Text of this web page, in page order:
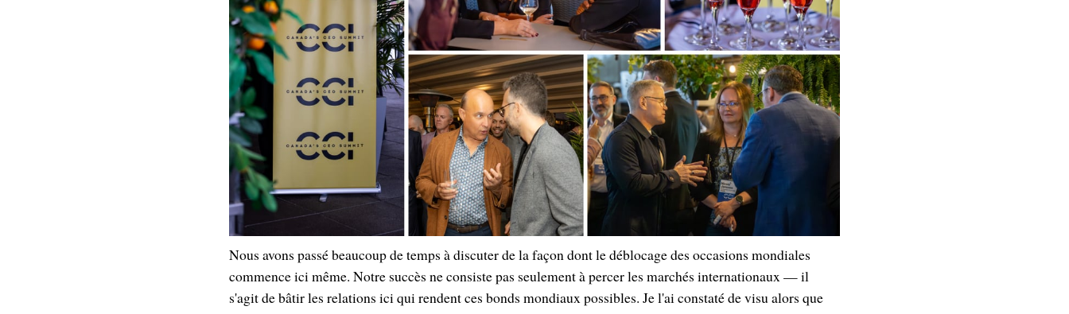
Nous avons passé beaucoup de temps à discuter de la façon dont le déblocage des occasions mondiales
commence ici même. Notre succès ne consiste pas seulement à percer les marchés internationaux — il
s'agit de bâtir les relations ici qui rendent ces bonds mondiaux possibles. Je l'ai constaté de visu alors que